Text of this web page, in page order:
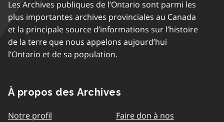
Les Archives publiques de l’Ontario sont parmi les
plus importantes archives provinciales au Canada
et la principale source d’informations sur l’histoire
de la terre que nous appelons aujourd’hui
l’Ontario et de sa population.
À propos des Archives
Notre profil
Faire don à nos